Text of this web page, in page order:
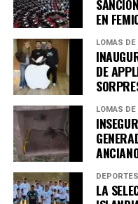
esfuerzo
gastronómico local,
política del Gobierno
a los comercios,
Zamora. Consulta las
enterarte de todos los
EN
LOMAS
DE
LOMAS
DEPORTES
LA